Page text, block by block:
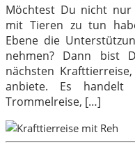
Möchtest Du nicht
mit Tieren zu tun
Ebene die
nehmen? Dann bist
nächsten
anbiete. Es handelt
Trommelreise, […]